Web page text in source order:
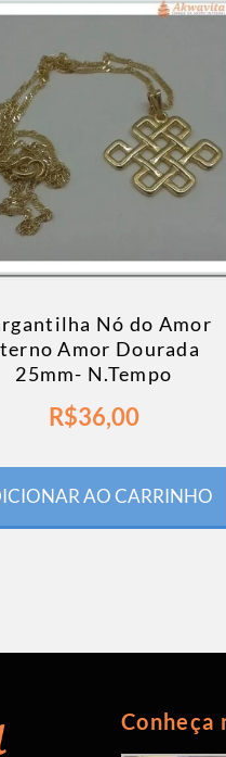
Nó do Amor
Amor Dourada
25mm- N.Tempo
R$36,00
AO CARRINHO
Conheça